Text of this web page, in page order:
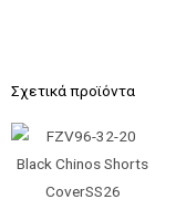
Σχετικά προϊόντα